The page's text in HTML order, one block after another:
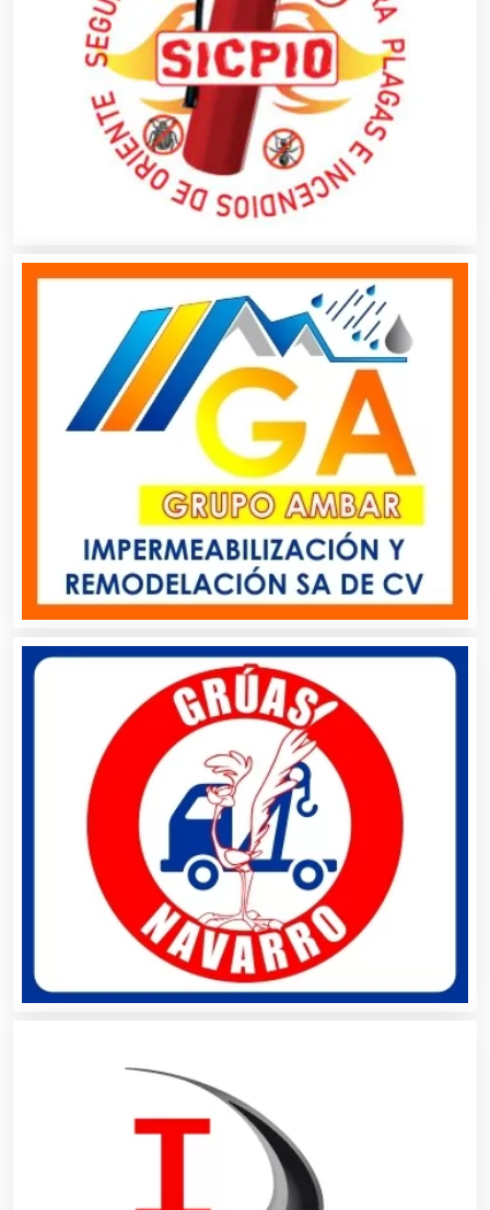
Artesanías
Artículos de Oficina
Artículos de Piel
Artículos Deportivos
Artículos Importados
Artículos para el Hogar
Artículos para Regalos
Artículos Personales
Artículos Publicitarios
Aseguradoras
Asesores Técnicos
Asesoría Fiscal
Asociaciones Civiles